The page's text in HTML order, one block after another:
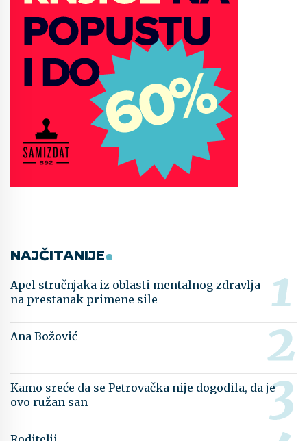
NAJČITANIJE
Apel stručnjaka iz oblasti mentalnog zdravlja
na prestanak primene sile
Ana Božović
Kamo sreće da se Petrovačka nije dogodila, da je
ovo ružan san